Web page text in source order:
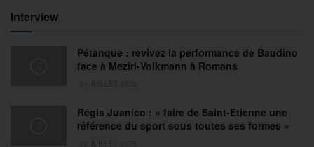
Interview
Pétanque : revivez la performance de Baudino
face à Meziri-Volkmann à Romans
Régis Juanico : « faire de Saint-Etienne une
référence du sport sous toutes ses formes »